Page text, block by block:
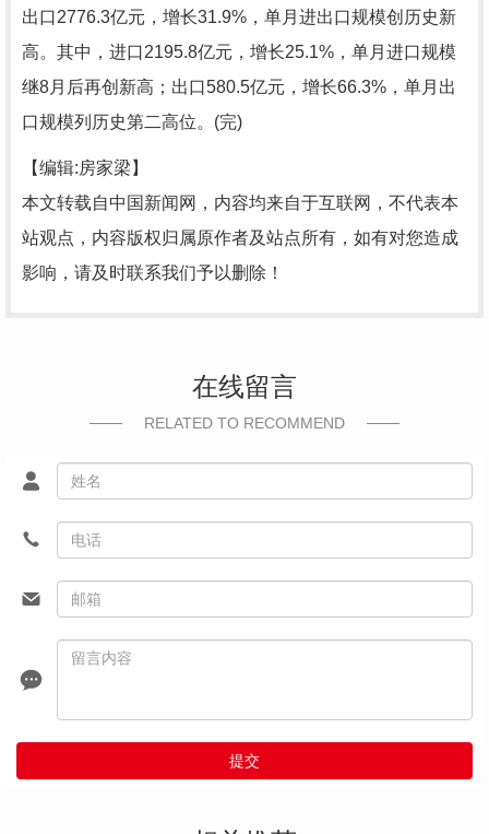
出口2776.3亿元，增长31.9%，单月进出口规模创历史新
高。其中，进口2195.8亿元，增长25.1%，单月进口规模
继8月后再创新高；出口580.5亿元，增长66.3%，单月出
口规模列历史第二高位。(完)
【编辑:房家梁】
本文转载自中国新闻网，内容均来自于互联网，不代表本
站观点，内容版权归属原作者及站点所有，如有对您造成
影响，请及时联系我们予以删除！
在线留言
RELATED TO RECOMMEND
提交